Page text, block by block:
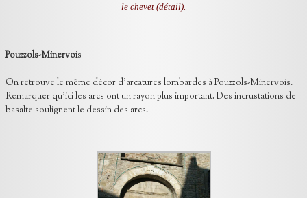
le chevet (détail).
Pouzzols-Minervois
On retrouve le même décor d’arcatures lombardes à Pouzzols-Minervois.
Remarquer qu’ici les arcs ont un rayon plus important. Des incrustations de
basalte soulignent le dessin des arcs.